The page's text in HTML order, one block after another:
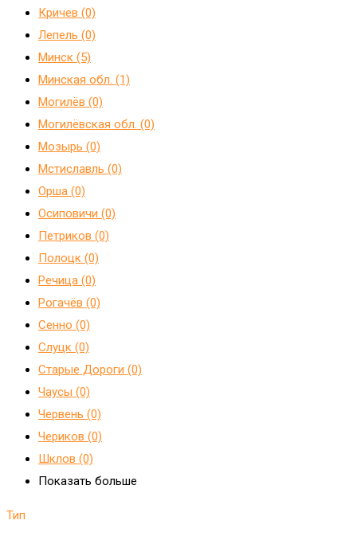
Кричев (0)
Лепель (0)
Минск (5)
Минская обл. (1)
Могилёв (0)
Могилёвская обл. (0)
Мозырь (0)
Мстиславль (0)
Орша (0)
Осиповичи (0)
Петриков (0)
Полоцк (0)
Речица (0)
Рогачёв (0)
Сенно (0)
Слуцк (0)
Старые Дороги (0)
Чаусы (0)
Червень (0)
Чериков (0)
Шклов (0)
Показать больше
Тип